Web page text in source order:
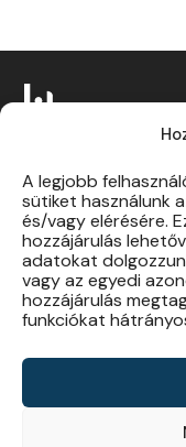
A legjobb
sütiket használunk
és/vagy elérésére.
hozzájárulás
adatokat
vagy az egyedi
hozzájárulás
funkciókat
Szolgáltatások
Rólunk
Blog
Kapcsolat